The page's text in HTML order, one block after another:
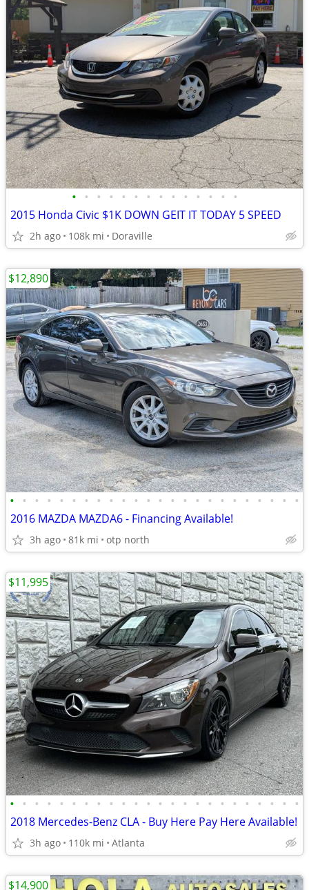
• • • • • • • • • • • • • •
2015 Honda Civic $1K DOWN GEIT IT TODAY 5 SPEED
2h ago 108k mi Doraville
• • • • • • • • • • • • • • • • • • • • • • • •
2016 MAZDA MAZDA6 - Financing Available!
3h ago 81k mi otp north
$12,890
• • • • • • • • • • • • • • • • • • • • • • • •
2018 Mercedes-Benz CLA - Buy Here Pay Here Available!
3h ago 110k mi Atlanta
$11,995
$14,900